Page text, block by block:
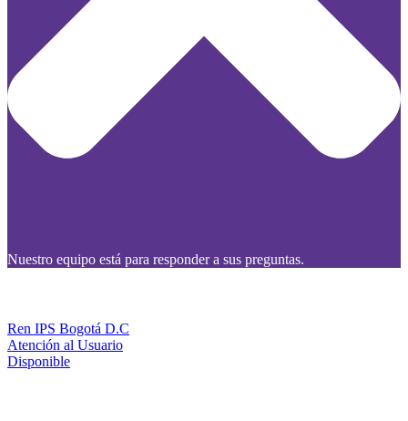
Nuestro equipo está para responder a sus preguntas.
Ren IPS Bogotá D.C
Atención al Usuario
Disponible